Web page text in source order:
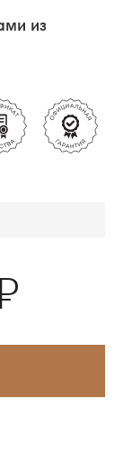
из